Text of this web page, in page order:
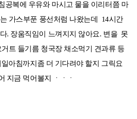
공복에 우유와 마시고 물을 이리터쯤 마
가스부푼 풍선처럼 나왔는데 14시간
. 장움직임이 느껴지지 않아요. 변을 못
트 들기름 청국장 채소먹기 견과류 등
아침까지좀 더 기다려야 할지 그릭요
지금 먹어볼지 ㆍㆍㆍ